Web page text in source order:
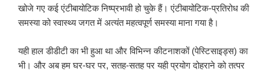
खोजे गए कई एंटीबायोटिक निष्प्रभावी हो चुके हैं। एंटीबायोटिक-प्रतिरोध की
समस्या को स्वास्थ्य जगत में अत्यंत महत्वपूर्ण समस्या माना गया है।
यही हाल डीडीटी का भी हुआ था और विभिन्न कीटनाशकों (पेस्टिसाइड्स) का
भी। और अब हम घर-घर पर, सतह-सतह पर यही प्रयोग दोहराने को तत्पर